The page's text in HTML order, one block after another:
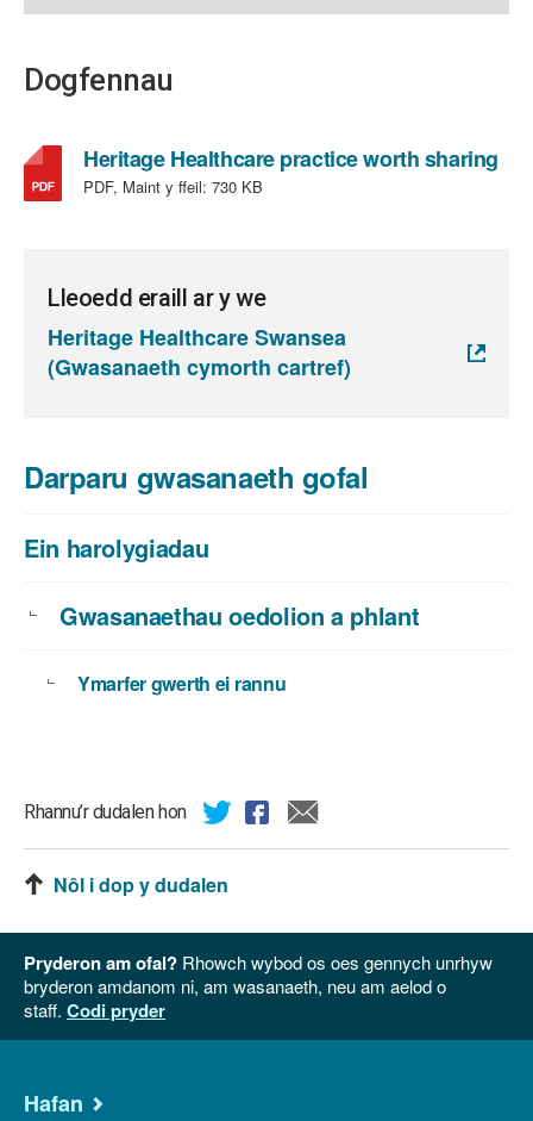
Dogfennau
Heritage Healthcare practice worth sharing,
PDF, Maint y ffeil: 730 KB
Lleoedd eraill ar y we
Heritage Healthcare Swansea
(Gwasanaeth cymorth cartref)
Darparu gwasanaeth gofal
Ein harolygiadau
Gwasanaethau oedolion a phlant
Ymarfer gwerth ei rannu
Rhannu’r dudalen hon
Nôl i dop y dudalen
Pryderon am ofal? Rhowch wybod os oes gennych unrhyw
bryderon amdanom ni, am wasanaeth, neu am aelod o
staff. Codi pryder
Hafan